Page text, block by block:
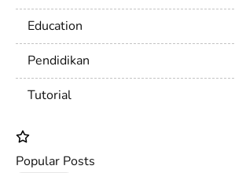
Education
Pendidikan
Tutorial
Popular Posts